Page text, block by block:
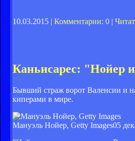
10.03.2015 | Комментарии: 0 |
Каньисарес: "Нойер
Бывший страж ворот Валенсии и
киперами в мире.
Мануэль Нойер, Getty Images05